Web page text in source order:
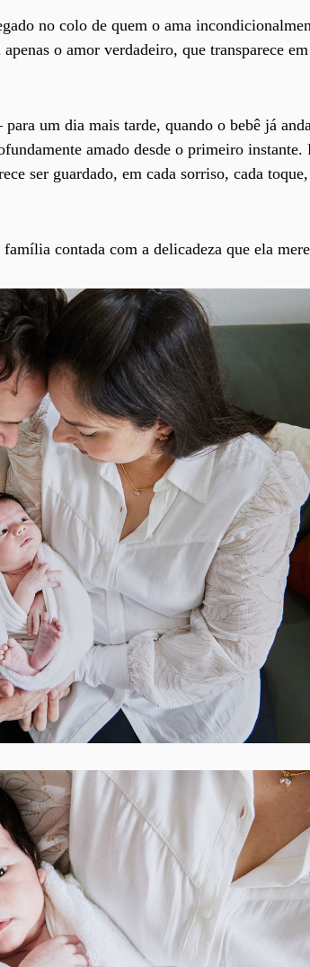
no colo de quem o ama
o amor verdadeiro, que transparece em
um dia mais tarde, quando o bebê já
amado desde o primeiro instante.
ser guardado, em cada sorriso, cada
contada com a delicadeza que ela